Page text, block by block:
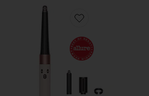
Favorite Airwrap